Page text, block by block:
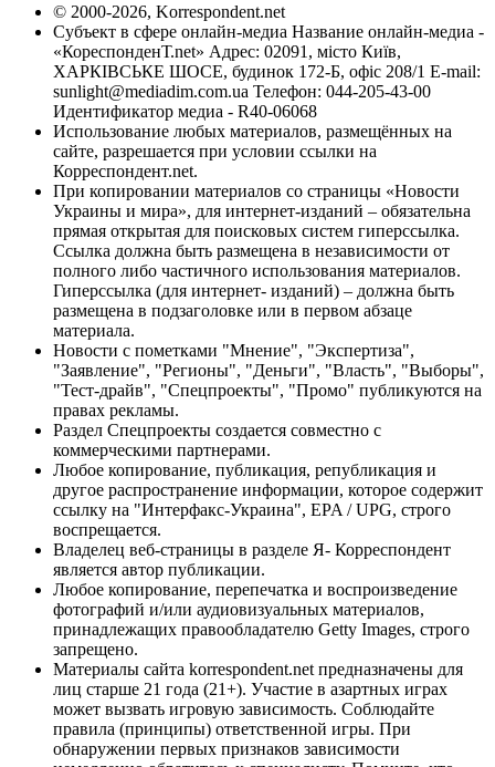
© 2000-2026, Korrespondent.net
Субъект в сфере онлайн-медиа Название онлайн-медиа -
«КореспонденТ.net» Адрес: 02091, місто Київ,
ХАРКІВСЬКЕ ШОСЕ, будинок 172-Б, офіс 208/1 E-mail:
sunlight@mediadim.com.ua Телефон: 044-205-43-00
Идентификатор медиа - R40-06068
Использование любых материалов, размещённых на
сайте, разрешается при условии ссылки на
Корреспондент.net.
При копировании материалов со страницы «Новости
Украины и мира», для интернет-изданий – обязательна
прямая открытая для поисковых систем гиперссылка.
Ссылка должна быть размещена в независимости от
полного либо частичного использования материалов.
Гиперссылка (для интернет- изданий) – должна быть
размещена в подзаголовке или в первом абзаце
материала.
Новости с пометками "Мнение", "Экспертиза",
"Заявление", "Регионы", "Деньги", "Власть", "Выборы",
"Тест-драйв", "Спецпроекты", "Промо" публикуются на
правах рекламы.
Раздел Спецпроекты создается совместно с
коммерческими партнерами.
Любое копирование, публикация, републикация и
другое распространение информации, которое содержит
ссылку на "Интерфакс-Украина", EPA / UPG, строго
воспрещается.
Владелец веб-страницы в разделе Я- Корреспондент
является автор публикации.
Любое копирование, перепечатка и воспроизведение
фотографий и/или аудиовизуальных материалов,
принадлежащих правообладателю Getty Images, строго
запрещено.
Материалы сайта korrespondent.net предназначены для
лиц старше 21 года (21+). Участие в азартных играх
может вызвать игровую зависимость. Соблюдайте
правила (принципы) ответственной игры. При
обнаружении первых признаков зависимости